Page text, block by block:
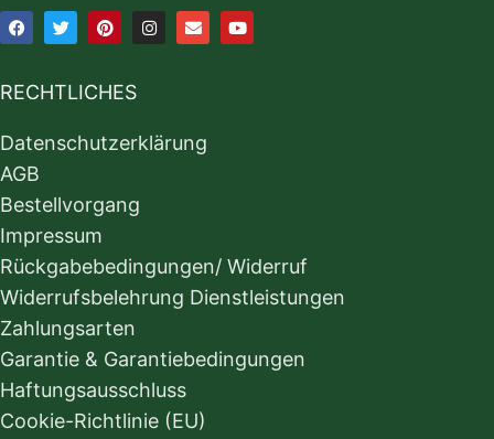
RECHTLICHES
Datenschutzerklärung
AGB
Bestellvorgang
Impressum
Rückgabebedingungen/ Widerruf
Widerrufsbelehrung Dienstleistungen
Zahlungsarten
Garantie & Garantiebedingungen
Haftungsausschluss
Cookie-Richtlinie (EU)